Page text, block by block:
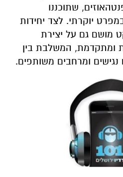
שתוכננו
יוקרתי. לצד יחידות
מושם גם על יצירת
ומתקדמת, המשלבת בין
נגישים ומרחבים משותפים.